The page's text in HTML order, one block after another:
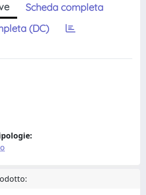
Scheda completa
(DC)